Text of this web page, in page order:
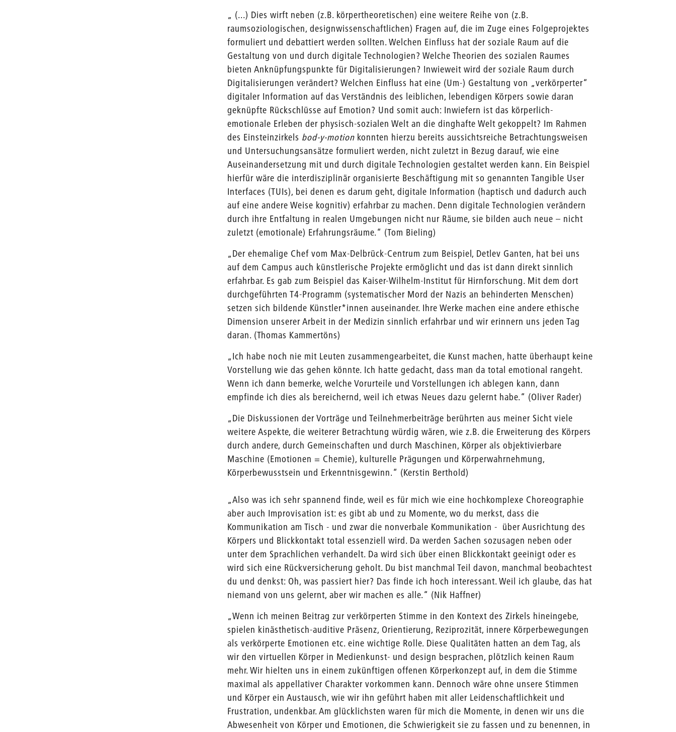
„ (...) Dies wirft neben (z.B. körpertheoretischen) eine weitere Reihe von (z.B.
raumsoziologischen, designwissenschaftlichen) Fragen auf, die im Zuge eines Folgeprojektes
formuliert und debattiert werden sollten. Welchen Einfluss hat der soziale Raum auf die
Gestaltung von und durch digitale Technologien? Welche Theorien des sozialen Raumes
bieten Anknüpfungspunkte für Digitalisierungen? Inwieweit wird der soziale Raum durch
Digitalisierungen verändert? Welchen Einfluss hat eine (Um-) Gestaltung von „verkörperter“
digitaler Information auf das Verständnis des leiblichen, lebendigen Körpers sowie daran
geknüpfte Rückschlüsse auf Emotion? Und somit auch: Inwiefern ist das körperlich-
emotionale Erleben der physisch-sozialen Welt an die dinghafte Welt gekoppelt? Im Rahmen
des Einsteinzirkels bod-y-motion konnten hierzu bereits aussichtsreiche Betrachtungsweisen
und Untersuchungsansätze formuliert werden, nicht zuletzt in Bezug darauf, wie eine
Auseinandersetzung mit und durch digitale Technologien gestaltet werden kann. Ein Beispiel
hierfür wäre die interdisziplinär organisierte Beschäftigung mit so genannten Tangible User
Interfaces (TUIs), bei denen es darum geht, digitale Information (haptisch und dadurch auch
auf eine andere Weise kognitiv) erfahrbar zu machen. Denn digitale Technologien verändern
durch ihre Entfaltung in realen Umgebungen nicht nur Räume, sie bilden auch neue – nicht
zuletzt (emotionale) Erfahrungsräume.“ (Tom Bieling)
„Der ehemalige Chef vom Max-Delbrück-Centrum zum Beispiel, Detlev Ganten, hat bei uns
auf dem Campus auch künstlerische Projekte ermöglicht und das ist dann direkt sinnlich
erfahrbar. Es gab zum Beispiel das Kaiser-Wilhelm-Institut für Hirnforschung. Mit dem dort
durchgeführten T4-Programm (systematischer Mord der Nazis an behinderten Menschen)
setzen sich bildende Künstler*innen auseinander. Ihre Werke machen eine andere ethische
Dimension unserer Arbeit in der Medizin sinnlich erfahrbar und wir erinnern uns jeden Tag
daran. (Thomas Kammertöns)
„Ich habe noch nie mit Leuten zusammengearbeitet, die Kunst machen, hatte überhaupt keine
Vorstellung wie das gehen könnte. Ich hatte gedacht, dass man da total emotional rangeht.
Wenn ich dann bemerke, welche Vorurteile und Vorstellungen ich ablegen kann, dann
empfinde ich dies als bereichernd, weil ich etwas Neues dazu gelernt habe.“ (Oliver Rader)
„Die Diskussionen der Vorträge und Teilnehmerbeiträge berührten aus meiner Sicht viele
weitere Aspekte, die weiterer Betrachtung würdig wären, wie z.B. die Erweiterung des Körpers
durch andere, durch Gemeinschaften und durch Maschinen, Körper als objektivierbare
Maschine (Emotionen = Chemie), kulturelle Prägungen und Körperwahrnehmung,
Körperbewusstsein und Erkenntnisgewinn.“ (Kerstin Berthold)
„Also was ich sehr spannend finde, weil es für mich wie eine hochkomplexe Choreographie
aber auch Improvisation ist: es gibt ab und zu Momente, wo du merkst, dass die
Kommunikation am Tisch - und zwar die nonverbale Kommunikation - über Ausrichtung des
Körpers und Blickkontakt total essenziell wird. Da werden Sachen sozusagen neben oder
unter dem Sprachlichen verhandelt. Da wird sich über einen Blickkontakt geeinigt oder es
wird sich eine Rückversicherung geholt. Du bist manchmal Teil davon, manchmal beobachtest
du und denkst: Oh, was passiert hier? Das finde ich hoch interessant. Weil ich glaube, das hat
niemand von uns gelernt, aber wir machen es alle.“ (Nik Haffner)
„Wenn ich meinen Beitrag zur verkörperten Stimme in den Kontext des Zirkels hineingebe,
spielen kinästhetisch-auditive Präsenz, Orientierung, Reziprozität, innere Körperbewegungen
als verkörperte Emotionen etc. eine wichtige Rolle. Diese Qualitäten hatten an dem Tag, als
wir den virtuellen Körper in Medienkunst- und design besprachen, plötzlich keinen Raum
mehr. Wir hielten uns in einem zukünftigen offenen Körperkonzept auf, in dem die Stimme
maximal als appellativer Charakter vorkommen kann. Dennoch wäre ohne unsere Stimmen
und Körper ein Austausch, wie wir ihn geführt haben mit aller Leidenschaftlichkeit und
Frustration, undenkbar. Am glücklichsten waren für mich die Momente, in denen wir uns die
Abwesenheit von Körper und Emotionen, die Schwierigkeit sie zu fassen und zu benennen, in